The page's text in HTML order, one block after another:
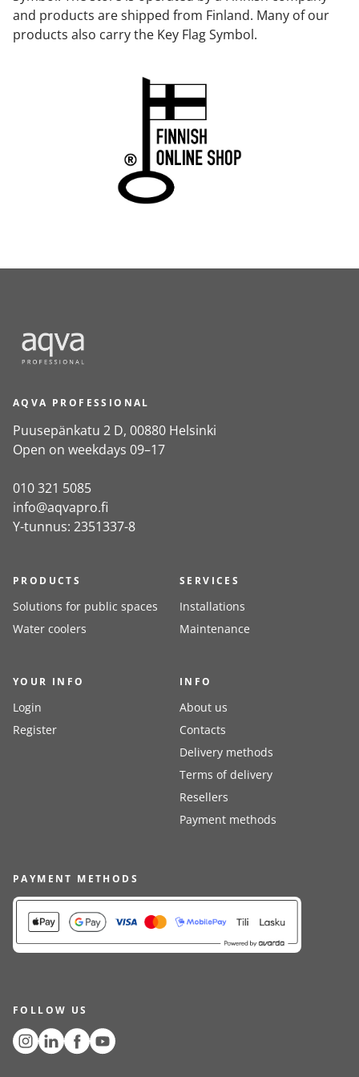
and products are shipped from Finland. Many of our
products also carry the Key Flag Symbol.
AQVA PROFESSIONAL
Puusepänkatu 2 D, 00880 Helsinki
Open on weekdays 09–17
010 321 5085
info@aqvapro.fi
Y-tunnus: 2351337-8
PRODUCTS
Solutions for public spaces
Water coolers
SERVICES
Installations
Maintenance
YOUR INFO
Login
Register
INFO
About us
Contacts
Delivery methods
Terms of delivery
Resellers
Payment methods
PAYMENT METHODS
FOLLOW US